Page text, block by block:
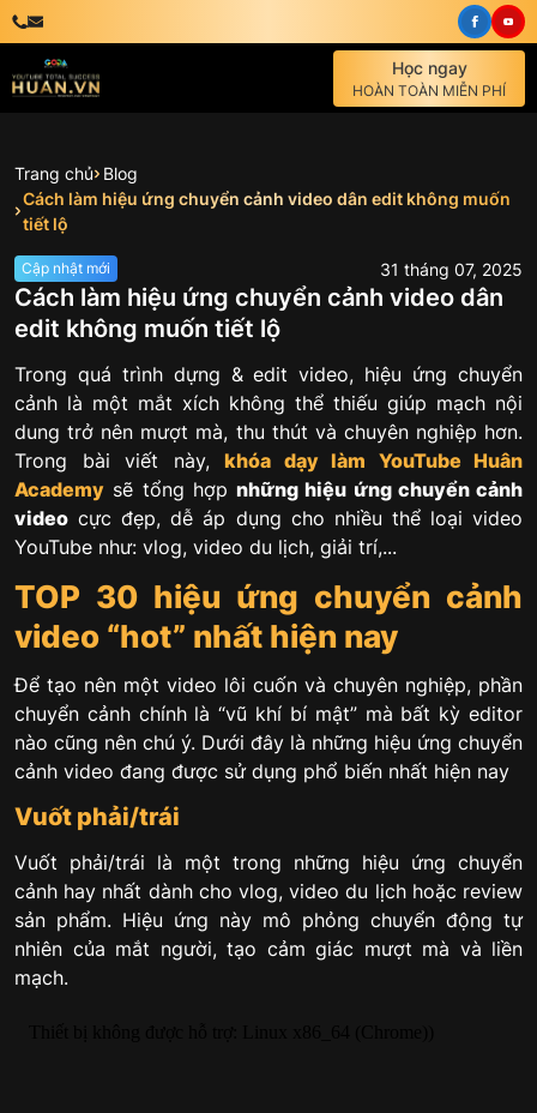
Học ngay
HOÀN TOÀN MIỄN PHÍ
Trang chủ Blog
Cách làm hiệu ứng chuyển cảnh video dân edit không muốn
tiết lộ
Cập nhật mới 31 tháng 07, 2025
Cách làm hiệu ứng chuyển cảnh video dân
edit không muốn tiết lộ
Trong quá trình dựng & edit video, hiệu ứng chuyển
cảnh là một mắt xích không thể thiếu giúp mạch nội
dung trở nên mượt mà, thu thút và chuyên nghiệp hơn.
Trong bài viết này, khóa dạy làm YouTube Huân
Academy sẽ tổng hợp những hiệu ứng chuyển cảnh
video cực đẹp, dễ áp dụng cho nhiều thể loại video
YouTube như: vlog, video du lịch, giải trí,...
TOP 30 hiệu ứng chuyển cảnh
video “hot” nhất hiện nay
Để tạo nên một video lôi cuốn và chuyên nghiệp, phần
chuyển cảnh chính là “vũ khí bí mật” mà bất kỳ editor
nào cũng nên chú ý. Dưới đây là những hiệu ứng chuyển
cảnh video đang được sử dụng phổ biến nhất hiện nay
Vuốt phải/trái
Vuốt phải/trái là một trong những hiệu ứng chuyển
cảnh hay nhất dành cho vlog, video du lịch hoặc review
sản phẩm. Hiệu ứng này mô phỏng chuyển động tự
nhiên của mắt người, tạo cảm giác mượt mà và liền
mạch.